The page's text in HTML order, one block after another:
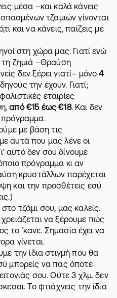
μέσα –και καλά κάνεις
τζαμιών γίνονται
και να κάνεις, παίζεις με
στη χώρα μας. Γιατί ενώ
ζημιά –Θραύση
δεν ξέρει γιατί– μόνο4
την έχουν. Γιατί;
εταιρίες
από €15 έως €18. Και δεν
πρόγραμμα.
με βάση τις
αυτά που μας λένε οι
αυτό δεν σου δίνουμε
πρόγραμμα κι αν
κρυστάλλων παρέχεται
και την προσθέτεις εσύ
τζάμι σου, μας καλείς.
να ξέρουμε πώς
το ’κανε. Σημασία έχει να
γίνεται.
την ίδια στιγμή που θα
μπορείς να πας όποτε
σου. Ούτε 3 χλμ. δεν
Το φτιάχνεις την ίδια